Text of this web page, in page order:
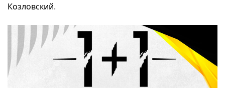
Козловский.